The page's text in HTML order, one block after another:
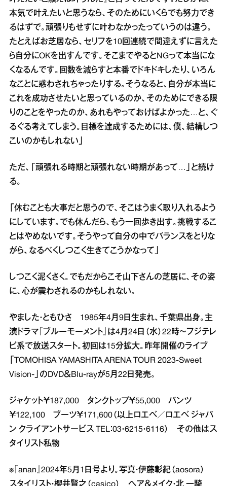
本気で叶えたいと思うなら、そのためにいくらでも努力でき
るはずで。頑張りもせずに叶わなかったっていうのは違う。
たとえばお芝居なら、セリフを10回連続で間違えずに言えた
ら自分にOKを出すんです。そこまでやるとNGって本当にな
くなるんです。回数を減らすと本番でドキドキしたり、いろん
なことに惑わされちゃったりする。そうなると、自分が本当に
これを成功させたいと思っているのか、そのためにできる限
りのことをやったのか、あれもやっておけばよかった…と、ぐ
るぐる考えてしまう。目標を達成するためには、僕、結構しつ
こいのかもしれない」
ただ、「頑張れる時期と頑張れない時期があって…」と続け
る。
「休むことも大事だと思うので、そこはうまく取り入れるよう
にしています。でも休んだら、もう一回歩き出す。挑戦するこ
とはやめないです。そうやって自分の中でバランスをとりな
がら、なるべくしつこく生きてこうかなって」
しつこく泥くさく。でもだからこそ山下さんの芝居に、その姿
に、心が震わされるのかもしれない。
やました・ともひさ 1985年4月9日生まれ、千葉県出身。主
演ドラマ『ブルーモーメント』は4月24日（水）22時～フジテレ
ビ系で放送スタート。初回は15分拡大。昨年開催のライブ
「TOMOHISA YAMASHITA ARENA TOUR 2023‐Sweet
Vision‐」のDVD＆Blu‐rayが5月22日発売。
ジャケット￥187,000 タンクトップ￥55,000 パンツ
￥122,100 ブーツ￥171,600（以上ロエベ／ロエベ ジャパ
ン クライアントサービス TEL：03・6215・6116） その他はス
タイリスト私物
※『anan』2024年5月1日号より。写真・伊藤彰紀（aosora）
スタイリスト・櫻井賢之（casico） ヘア＆メイク・北 一騎